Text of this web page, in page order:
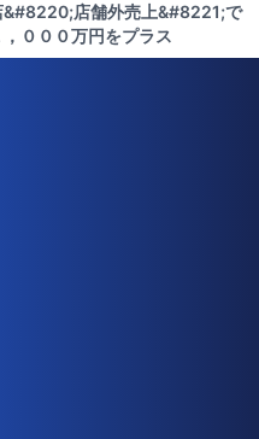
&#8220;店舗外売上&#8221;で
，０００万円をプラス